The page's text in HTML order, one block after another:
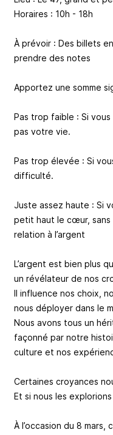
Horaires : 10h - 18h
À prévoir : Des billets
prendre des notes
Apportez une somme
Pas trop faible : Si
pas votre vie.
Pas trop élevée : Si
difficulté.
Juste assez haute : Si
petit haut le cœur,
relation à l’argent
L’argent est bien plus
un révélateur de nos
Il influence nos choix,
nous déployer dans le
Nous avons tous un
façonné par notre
culture et nos
Certaines croyances
Et si nous les
À l’occasion du 8